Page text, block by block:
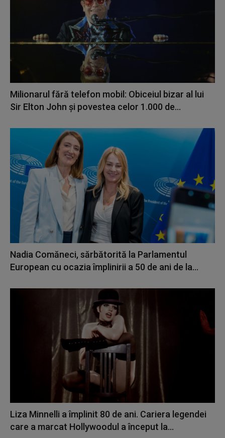
Milionarul fără telefon mobil: Obiceiul bizar al lui
Sir Elton John și povestea celor 1.000 de...
Nadia Comăneci, sărbătorită la Parlamentul
European cu ocazia împlinirii a 50 de ani de la...
Liza Minnelli a împlinit 80 de ani. Cariera legendei
care a marcat Hollywoodul a început la...